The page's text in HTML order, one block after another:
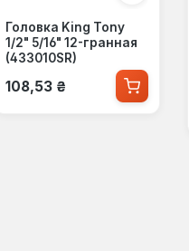
Головка King Tony
1/2" 5/16" 12-гранная
(433010SR)
Обычная цена:
108,53 ₴